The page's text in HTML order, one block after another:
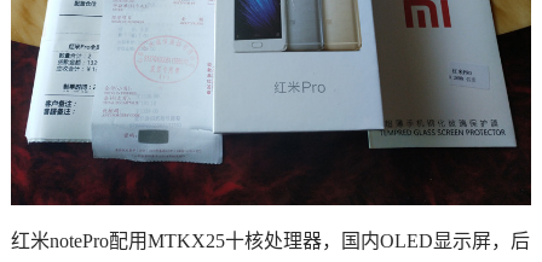
红米notePro配用MTKX25十核处理器，国内OLED显示屏，后